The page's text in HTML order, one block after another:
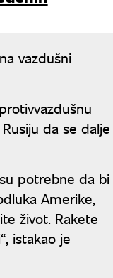
vazdušni
da se dalje
potrebne da bi
Amerike,
život. Rakete
istakao je